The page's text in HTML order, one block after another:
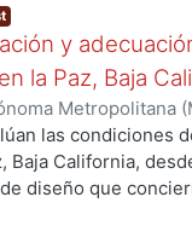
y
la Paz, Baja
Metropolitana
,1999-12 )
las condiciones
Baja California,
diseño que